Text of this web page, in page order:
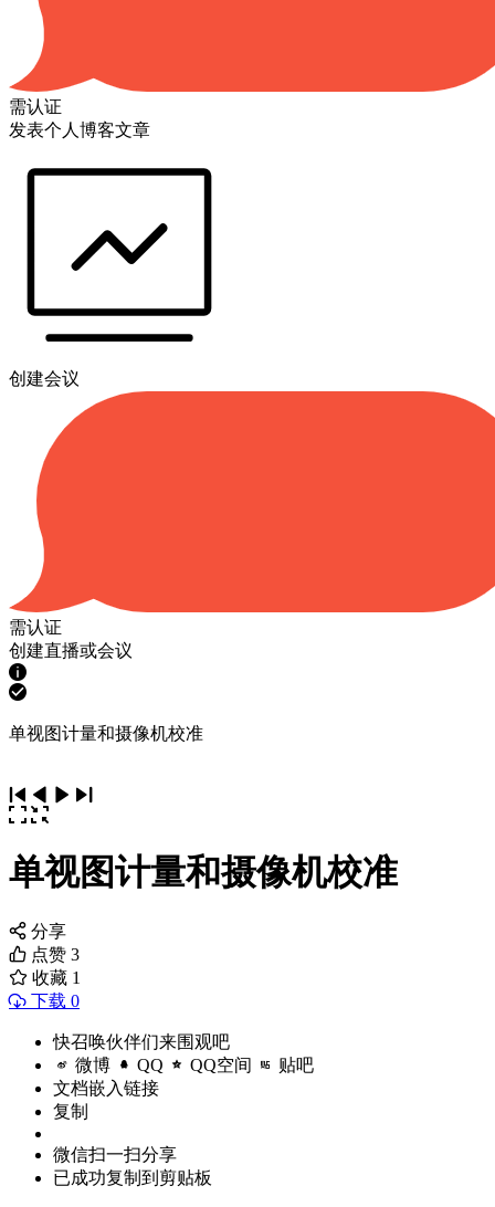
需认证
发表个人博客文章
创建会议
需认证
创建直播或会议
单视图计量和摄像机校准
单视图计量和摄像机校准
分享
点赞 3
收藏 1
下载 0
快召唤伙伴们来围观吧
微博 QQ QQ空间 贴吧
文档嵌入链接
复制
微信扫一扫分享
已成功复制到剪贴板